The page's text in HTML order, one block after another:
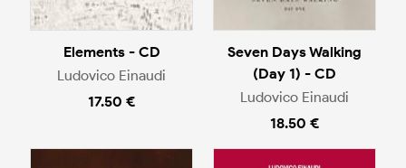
Elements - CD
Ludovico Einaudi
17.50 €
Seven Days Walking
(Day 1) - CD
Ludovico Einaudi
18.50 €